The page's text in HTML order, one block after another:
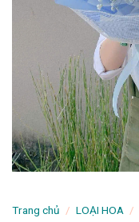
Trang chủ / LOẠI HOA /